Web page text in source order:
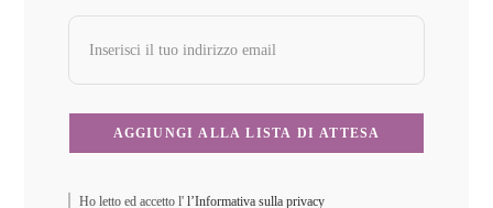
Ho letto ed accetto l' l’Informativa sulla privacy